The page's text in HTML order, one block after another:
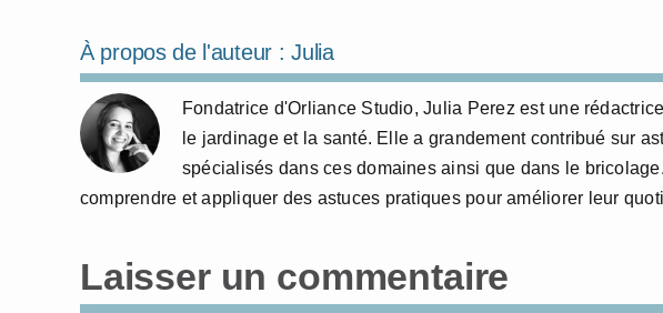
À propos de l'auteur :Julia
Fondatrice d'Orliance Studio, Julia Perez est une
le jardinage et la santé. Elle a grandement contribué sur
spécialisés dans ces domaines ainsi que dans le
comprendre et appliquer des astuces pratiques pour améliorer leur
Laisser un commentaire